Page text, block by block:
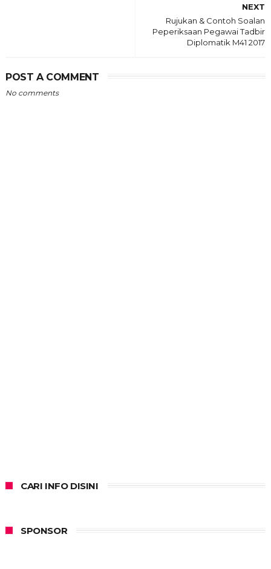
NEXT
Rujukan & Contoh Soalan
Peperiksaan Pegawai Tadbir
Diplomatik M41 2017
POST A COMMENT
No comments
CARI INFO DISINI
SPONSOR